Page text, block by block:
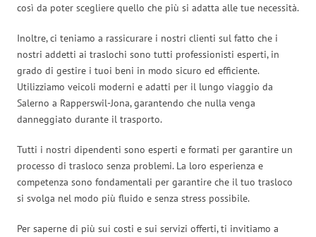
così da poter scegliere quello che più si adatta alle tue necessità.
Inoltre, ci teniamo a rassicurare i nostri clienti sul fatto che i
nostri addetti ai traslochi sono tutti professionisti esperti, in
grado di gestire i tuoi beni in modo sicuro ed efficiente.
Utilizziamo veicoli moderni e adatti per il lungo viaggio da
Salerno a Rapperswil-Jona, garantendo che nulla venga
danneggiato durante il trasporto.
Tutti i nostri dipendenti sono esperti e formati per garantire un
processo di trasloco senza problemi. La loro esperienza e
competenza sono fondamentali per garantire che il tuo trasloco
si svolga nel modo più fluido e senza stress possibile.
Per saperne di più sui costi e sui servizi offerti, ti invitiamo a